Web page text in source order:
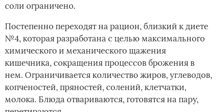
соли ограничено.
Постепенно переходят на рацион, близкий к диете
№4, которая разработана с целью максимального
химического и механического щажения
кишечника, сокращения процессов брожения в
нем. Ограничивается количество жиров, углеводов,
копченостей, пряностей, солений, клетчатки,
молока. Блюда отвариваются, готовятся на пару,